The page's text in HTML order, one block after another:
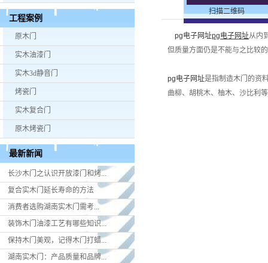
工程案例
原木门
实木油漆门
实木3d静音门
烤瓷门
实木复合门
原木烤瓷门
最新新闻
长沙木门之认识开放漆门和烤...
复合实木门延长寿命的方法
消费者选购湖南实木门​需考...
装饰木门油漆工艺有哪些知识...
保持木门美观，记得木门打蜡...
湖南实木门：产品质量和品牌...
pg电子网址pg电子网址从内
但质量方面仍是不能与之比较
pg电子网址是指制造木门的资
曲柳、胡桃木、柚木、沙比利
扫描二维码